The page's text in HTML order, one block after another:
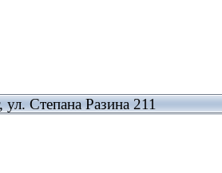
ул. Степана Разина 211